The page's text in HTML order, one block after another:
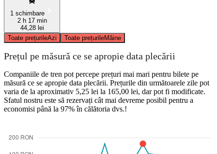
1 schimbare
2 h 17 min
44,28 lei
Toate prețurileAzi Toate prețurileMâine
Prețul pe măsură ce se apropie data plecării
Companiile de tren pot percepe prețuri mai mari pentru bilete pe
măsură ce se apropie data plecării. Prețurile din următoarele zile pot
varia de la aproximativ 5,25 lei la 165,00 lei, dar pot fi modificate.
Sfatul nostru este să rezervați cât mai devreme posibil pentru a
economisi până la 97% în călătoria dvs.!